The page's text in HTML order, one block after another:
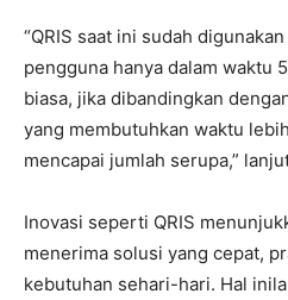
“QRIS saat ini sudah
pengguna hanya dalam waktu
biasa, jika dibandingkan
yang membutuhkan waktu
mencapai jumlah serupa,”
Inovasi seperti QRIS
menerima solusi yang cepat,
kebutuhan sehari-hari. Hal